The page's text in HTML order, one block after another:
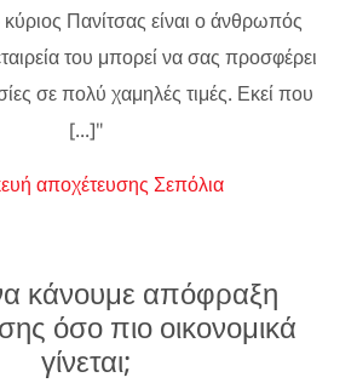
κύριος Πανίτσας είναι ο άνθρωπός
του μπορεί να σας προσφέρει
σε πολύ χαμηλές τιμές. Εκεί που
[...]"
αποχέτευσης Σεπόλια
κάνουμε απόφραξη
όσο πιο οικονομικά
γίνεται;